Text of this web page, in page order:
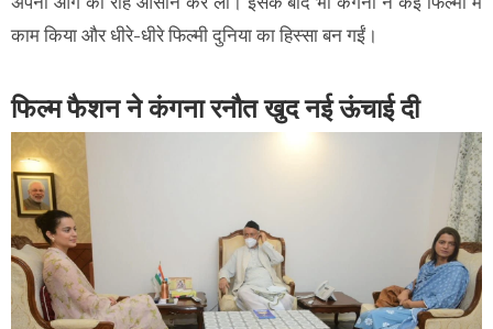
काम किया और धीरे-धीरे फिल्मी दुनिया का हिस्सा बन गईं।
फिल्म फैशन ने कंगना रनौत खुद नई ऊंचाई दी